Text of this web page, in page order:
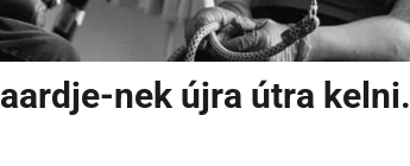
nek újra útra kelni.